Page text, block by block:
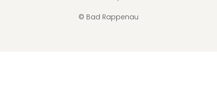
© Bad Rappenau